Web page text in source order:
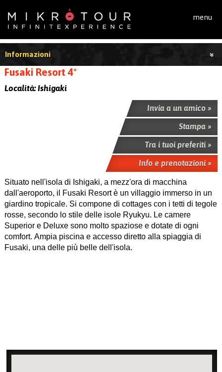
menu
Informazioni
Fusaki Resort 4*
Località:Ishigaki
Invia a un amico »
Stampa »
Tra i tuoi preferiti »
Info e prenotazioni »
Situato nell'isola di Ishigaki, a mezz'ora di macchina
dall'aeroporto, il Fusaki Resort è un villaggio immerso in un
giardino tropicale. Si compone di cottages con i tetti di tegole
rosse, secondo lo stile delle isole Ryukyu. Le camere
Superior e Deluxe sono molto spaziose e dotate di ogni
comfort. Ampia piscina e accesso diretto alla spiaggia di
Fusaki, una delle più belle dell'isola.